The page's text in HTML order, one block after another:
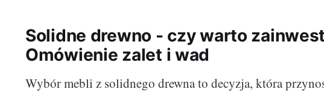
Solidne drewno - czy warto
Omówienie zalet i wad
Wybór mebli z solidnego drewna to decyzja, która